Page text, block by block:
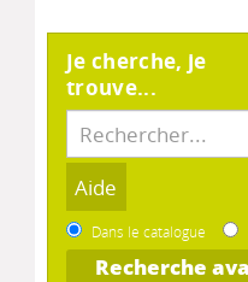
Je cherche, je
trouve...
Dans le catalogue
Recherche